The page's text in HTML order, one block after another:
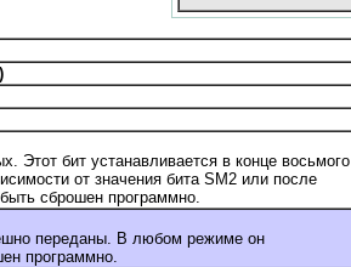
Этот бит устанавливается в конце восьмого
от значения бита SM2 или после
сброшен программно.
переданы. В любом режиме он
программно.